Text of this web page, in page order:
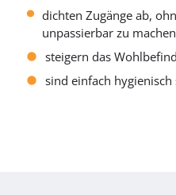
dichten Zugänge ab,
unpassierbar zu machen
steigern das
sind einfach